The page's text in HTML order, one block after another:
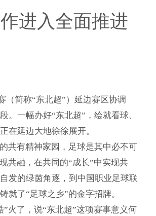
进入全面推进
（简称“东北超”）延边赛区协调
。一幅办好“东北超”，绘就看球、
在延边大地徐徐展开。
共有精神家园，足球是其中必不可
共融，在共同的“成长”中实现共
发的绿茵角逐，到中国职业足球联
就了“足球之乡”的金字招牌。
火了，说“东北超”这项赛事意义何